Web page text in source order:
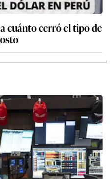
cuánto cerró el tipo de